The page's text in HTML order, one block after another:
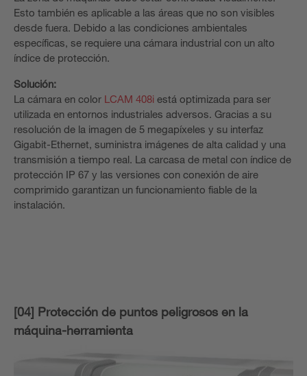
Esto también es aplicable a las áreas que no son visibles
desde fuera. Debido a las condiciones ambientales
específicas, se requiere una cámara industrial con un alto
índice de protección.
Solución:
La cámara en color LCAM 408i está optimizada para ser
utilizada en entornos industriales adversos. Gracias a su
resolución de la imagen de 5 megapíxeles y su interfaz
Gigabit-Ethernet, suministra imágenes de alta calidad y una
transmisión a tiempo real. La carcasa de metal con índice de
protección IP 67 y las versiones con conexión de aire
comprimido garantizan un funcionamiento fiable de la
instalación.
[04] Protección de puntos peligrosos en la
máquina-herramienta